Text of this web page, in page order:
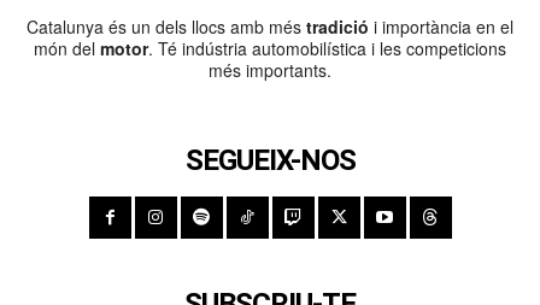
Catalunya és un dels llocs amb més tradició i importància en el
món del motor. Té indústria automobilística i les competicions
més importants.
SEGUEIX-NOS